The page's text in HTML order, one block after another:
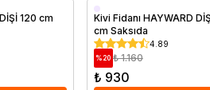
120 cm
Saksıda
Kivi Fidanı HAYWARD
cm Saksıda
4.89
%20 ₺ 1.160
₺ 930